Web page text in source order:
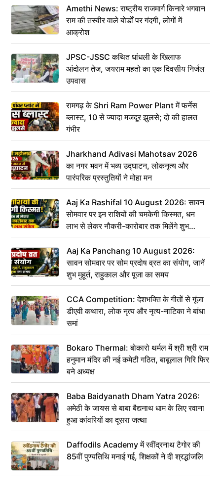
Amethi News: राष्ट्रीय राजमार्ग किनारे भगवान
राम की तस्वीर वाले बोर्डों पर गंदगी, लोगों में
आक्रोश
JPSC-JSSC कथित धांधली के खिलाफ
आंदोलन तेज, जयराम महतो का एक दिवसीय निर्जल
उपवास
रामगढ़ के Shri Ram Power Plant में फर्नेस
ब्लास्ट, 10 से ज्यादा मजदूर झुलसे; दो की हालत
गंभीर
Jharkhand Adivasi Mahotsav 2026
का नगर भवन में भव्य उद्घाटन, लोकनृत्य और
पारंपरिक प्रस्तुतियों ने मोहा मन
Aaj Ka Rashifal 10 August 2026: सावन
सोमवार पर इन राशियों की चमकेगी किस्मत, धन
लाभ से लेकर नौकरी-कारोबार तक मिलेंगे शुभ
संकेत
Aaj Ka Panchang 10 August 2026:
सावन सोमवार पर सोम प्रदोष व्रत का संयोग, जानें
शुभ मुहूर्त, राहुकाल और पूजा का समय
CCA Competition: देशभक्ति के गीतों से गूंजा
डीएवी कथारा, लोक नृत्य और नृत्य-नाटिका ने बांधा
समां
Bokaro Thermal: बोकारो थर्मल में श्री श्री राम
हनुमान मंदिर की नई कमेटी गठित, बाबूलाल गिरि फिर
बने अध्यक्ष
Baba Baidyanath Dham Yatra 2026:
अमेठी के जायस से बाबा बैद्यनाथ धाम के लिए रवाना
हुआ कांवरियों का दूसरा जत्था
Daffodils Academy में रवींद्रनाथ टैगोर की
85वीं पुण्यतिथि मनाई गई, शिक्षकों ने दी श्रद्धांजलि